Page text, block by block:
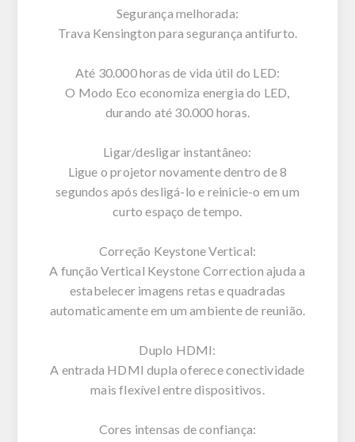
Segurança melhorada:
Trava Kensington para segurança antifurto.
Até 30.000 horas de vida útil do LED:
O Modo Eco economiza energia do LED,
durando até 30.000 horas.
Ligar/desligar instantâneo:
Ligue o projetor novamente dentro de 8
segundos após desligá-lo e reinicie-o em um
curto espaço de tempo.
Correção Keystone Vertical:
A função Vertical Keystone Correction ajuda a
estabelecer imagens retas e quadradas
automaticamente em um ambiente de reunião.
Duplo HDMI:
A entrada HDMI dupla oferece conectividade
mais flexível entre dispositivos.
Cores intensas de confiança: